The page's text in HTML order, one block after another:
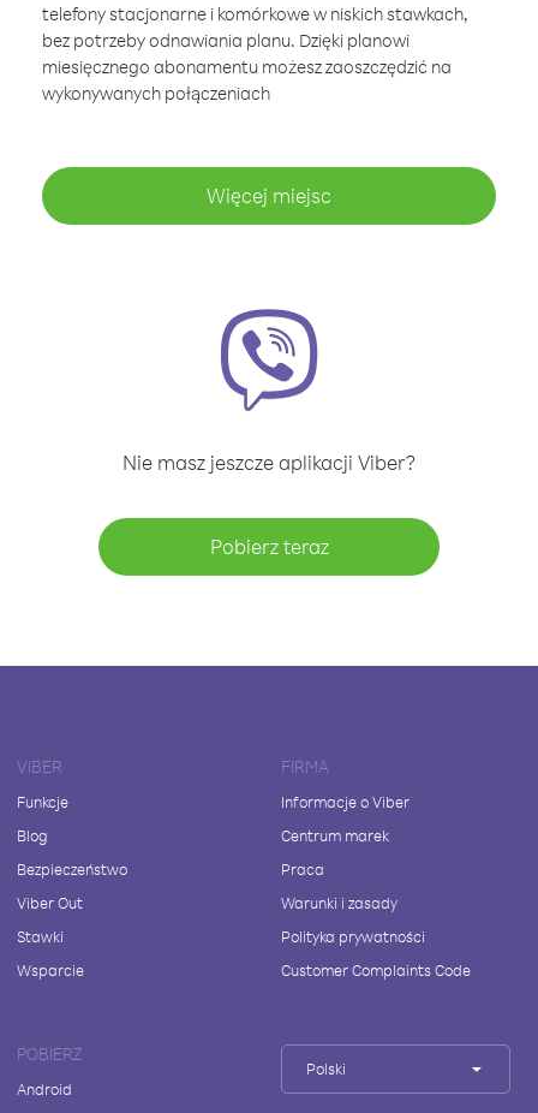
telefony stacjonarne i komórkowe w niskich stawkach,
bez potrzeby odnawiania planu. Dzięki planowi
miesięcznego abonamentu możesz zaoszczędzić na
wykonywanych połączeniach
Więcej miejsc
Nie masz jeszcze aplikacji Viber?
Pobierz teraz
VIBER
Funkcje
Blog
Bezpieczeństwo
Viber Out
Stawki
Wsparcie
FIRMA
Informacje o Viber
Centrum marek
Praca
Warunki i zasady
Polityka prywatności
Customer Complaints Code
POBIERZ
Android
Polski